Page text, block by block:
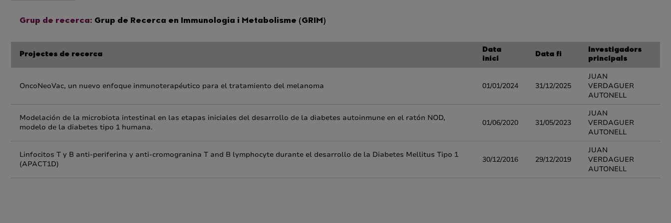
Grup de recerca: Grup de Recerca en Immunologia i Metabolisme (GRIM)
Projectes de recerca
Data
inici
Data fi
Investigadors
principals
OncoNeoVac, un nuevo enfoque inmunoterapéutico para el tratamiento del melanoma 01/01/2024 31/12/2025
JUAN
VERDAGUER
AUTONELL
Modelación de la microbiota intestinal en las etapas iniciales del desarrollo de la diabetes autoinmune en el ratón NOD,
modelo de la diabetes tipo 1 humana.
01/06/2020 31/05/2023
JUAN
VERDAGUER
AUTONELL
Linfocitos T y B anti-periferina y anti-cromogranina T and B lymphocyte durante el desarrollo de la Diabetes Mellitus Tipo 1
(APACT1D)
30/12/2016 29/12/2019
JUAN
VERDAGUER
AUTONELL